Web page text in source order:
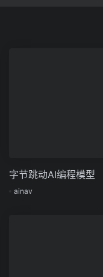
字节跳动AI编程模型
ainav